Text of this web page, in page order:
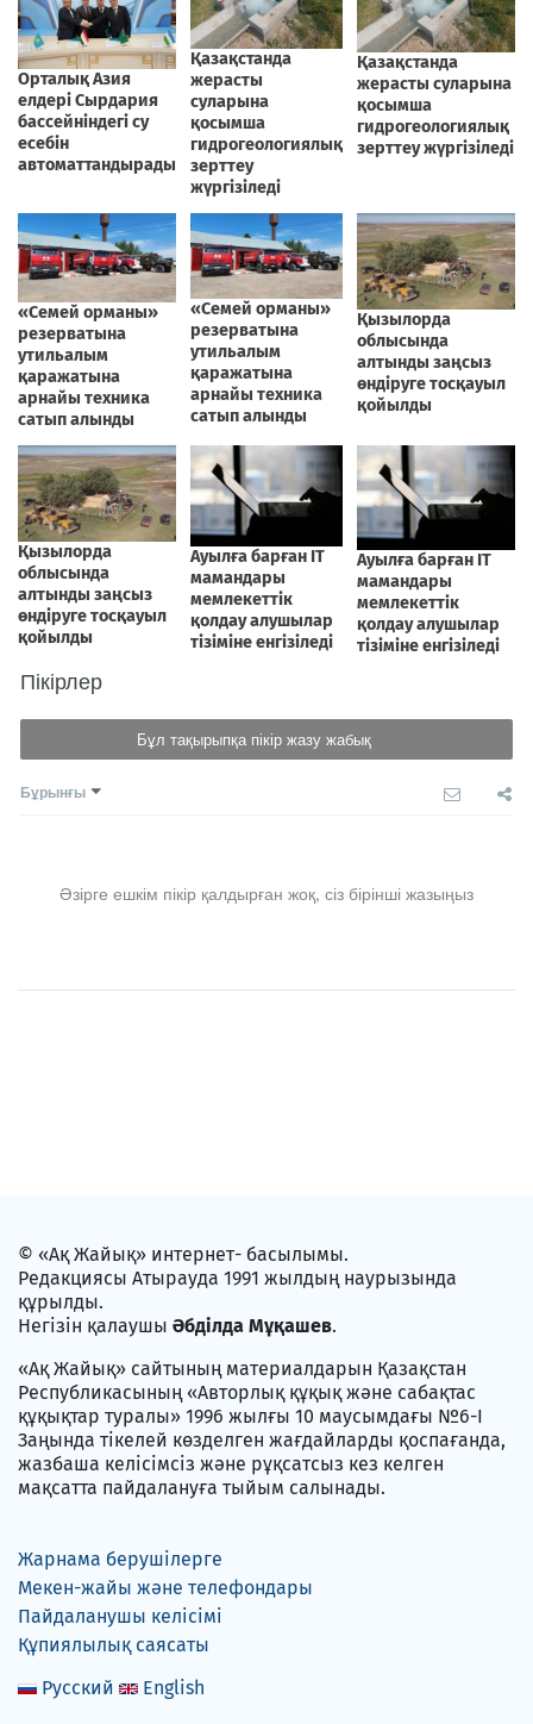
Пікірлер
Бұл тақырыпқа пікір жазу жабық
Бұрынғы
Әзірге ешкім пікір қалдырған жоқ, сіз бірінші жазыңыз
© «Ақ Жайық» интернет- басылымы.
Редакциясы Атырауда 1991 жылдың наурызында
құрылды.
Негізін қалаушы Әбділда Мұқашев.
«Ақ Жайық» сайтының материалдарын Қазақстан
Республикасының «Авторлық құқық және сабақтас
құқықтар туралы» 1996 жылғы 10 маусымдағы №6-I
Заңында тікелей көзделген жағдайларды қоспағанда,
жазбаша келісімсіз және рұқсатсыз кез келген
мақсатта пайдалануға тыйым салынады.
Жарнама берушілерге
Мекен-жайы және телефондары
Пайдаланушы келісімі
Құпиялылық саясаты
Русский
English